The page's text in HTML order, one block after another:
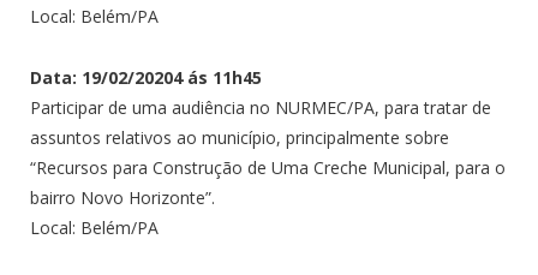
Local: Belém/PA
Data: 19/02/20204 ás 11h45
Participar de uma audiência no NURMEC/PA, para tratar de
assuntos relativos ao município, principalmente sobre
“Recursos para Construção de Uma Creche Municipal, para o
bairro Novo Horizonte”.
Local: Belém/PA